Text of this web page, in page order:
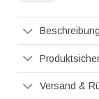
Beschreibung
Versand &